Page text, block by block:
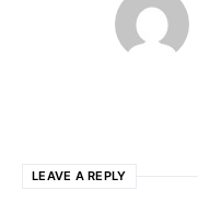
LEAVE A REPLY